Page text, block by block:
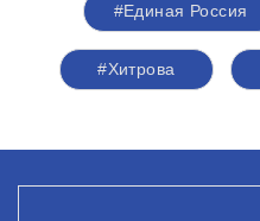
#Единая Россия
#Хитрова